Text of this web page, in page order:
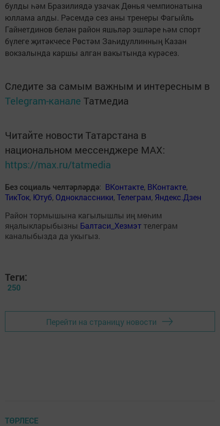
булды һәм Бразилиядә узачак Дөнья чемпионатына
юллама алды. Рәсемдә сез аны тренеры Фагыйль
Гайнетдинов белән район яшьләр эшләре һәм спорт
бүлеге җитәкчесе Рөстәм Заһидуллинның Казан
вокзалында каршы алган вакытында күрәсез.
Следите за самым важным и интересным в
Telegram-канале Татмедиа
Читайте новости Татарстана в
национальном мессенджере MАХ:
https://max.ru/tatmedia
Без социаль челтәрләрдә: ВКонтакте, ВКонтакте,
ТикТок, Ютуб, Одноклассники,Телеграм, Яндекс.Дзен
Район тормышына кагылышлы иң мөһим
яңалыкларыбызны Балтаси_Хезмэт телеграм
каналыбызда да укыгыз.
Теги:
250
Перейти на страницу новости
ТӨРЛЕСЕ